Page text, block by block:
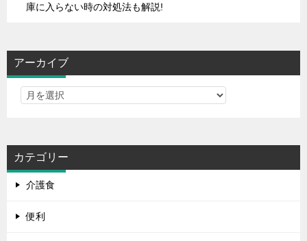
庫に入らない時の対処法も解説!
アーカイブ
カテゴリー
介護食
便利